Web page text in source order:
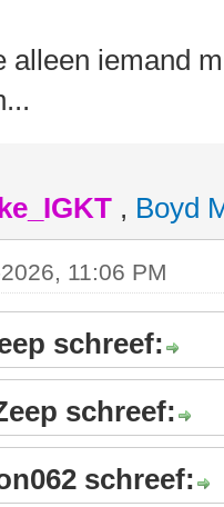
alleen iemand
, Boyd
11:06 PM
schreef:
schreef:
schreef: